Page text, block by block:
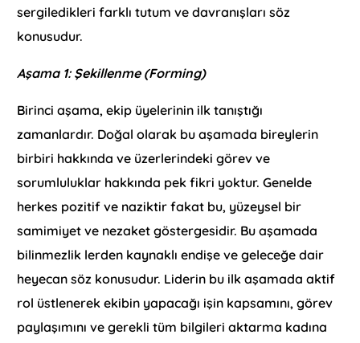
sergiledikleri farklı tutum ve davranışları söz
konusudur.
Aşama 1: Şekillenme (Forming)
Birinci aşama, ekip üyelerinin ilk tanıştığı
zamanlardır. Doğal olarak bu aşamada bireylerin
birbiri hakkında ve üzerlerindeki görev ve
sorumluluklar hakkında pek fikri yoktur. Genelde
herkes pozitif ve naziktir fakat bu, yüzeysel bir
samimiyet ve nezaket göstergesidir. Bu aşamada
bilinmezlik lerden kaynaklı endişe ve geleceğe dair
heyecan söz konusudur. Liderin bu ilk aşamada aktif
rol üstlenerek ekibin yapacağı işin kapsamını, görev
paylaşımını ve gerekli tüm bilgileri aktarma kadına